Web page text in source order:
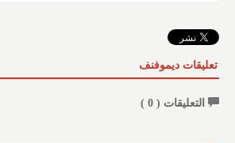
تعليقات ديموفنف
التعليقات ( 0
)